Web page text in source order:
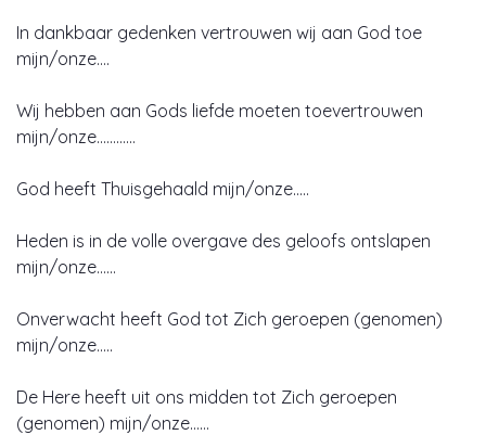
In dankbaar gedenken vertrouwen wij aan God toe
mijn/onze….
Wij hebben aan Gods liefde moeten toevertrouwen
mijn/onze…………
God heeft Thuisgehaald mijn/onze…..
Heden is in de volle overgave des geloofs ontslapen
mijn/onze……
Onverwacht heeft God tot Zich geroepen (genomen)
mijn/onze…..
De Here heeft uit ons midden tot Zich geroepen
(genomen) mijn/onze……